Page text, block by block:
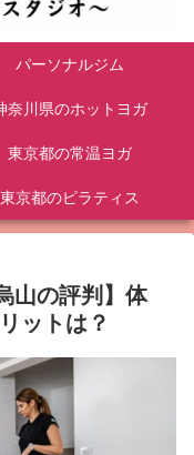
パーソナルジム
奈川県のホットヨガ
東京都の常温ヨガ
東京都のピラティス
山の評判】体
ットは？